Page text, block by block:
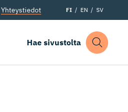
Yhteystiedot FI EN SV
Hae sivustolta